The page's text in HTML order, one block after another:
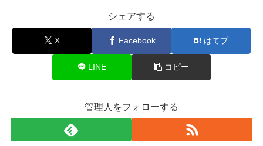
シェアする
X Facebook はてブ
LINE コピー
管理人をフォローする